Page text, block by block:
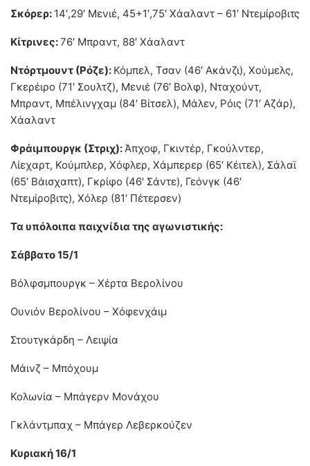
Σκόρερ: 14′,29′ Μενιέ, 45+1′,75′ Χάαλαντ – 61′ Ντεμίροβιτς
Κίτρινες:76′ Μπραντ, 88′ Χάαλαντ
Ντόρτμουντ (Ρόζε): Κόμπελ, Τσαν (46′ Ακάνζι), Χούμελς,
Γκερέιρο (71′ Σουλτζ), Μενιέ (76′ Βολφ), Νταχούντ,
Μπραντ, Μπέλινγχαμ (84′ Βίτσελ), Μάλεν, Ρόις (71′ Αζάρ),
Χάαλαντ
Φράιμπουργκ (Στριχ):Άπχοφ, Γκιντέρ, Γκούλντερ,
Λίεχαρτ, Κούμπλερ, Χόφλερ, Χάμπερερ (65′ Κέιτελ), Σάλαϊ
(65′ Βάισχαπτ), Γκρίφο (46′ Σάντε), Γεόνγκ (46′
Ντεμίροβιτς), Χόλερ (81′ Πέτερσεν)
Τα υπόλοιπα παιχνίδια της αγωνιστικής:
Σάββατο 15/1
Βόλφσμπουργκ – Χέρτα Βερολίνου
Ουνιόν Βερολίνου – Χόφενχάιμ
Στουτγκάρδη – Λειψία
Μάινζ – Μπόχουμ
Κολωνία – Μπάγερν Μονάχου
Γκλάντμπαχ – Μπάγερ Λεβερκούζεν
Κυριακή 16/1